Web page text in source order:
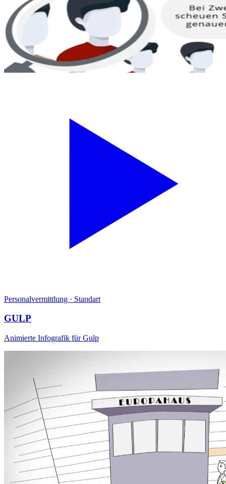
Personalvermittlung · Standart
GULP
Animierte Infografik für Gulp